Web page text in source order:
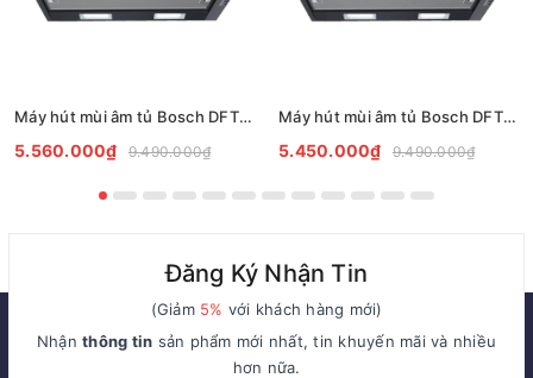
Máy hút mùi âm tủ Bosch DFT93CA61B Serie 2
5.560.000₫ 9.490.000₫
Máy hút mùi âm tủ Bosch DFT63AC61B Serie 2
5.450.000₫ 9.490.000₫
Đăng Ký Nhận Tin
(Giảm 5% với khách hàng mới)
Nhậnthông tin sản phẩm mới nhất, tin khuyến mãi và nhiều
hơn nữa.